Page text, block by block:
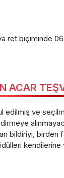
biçiminde 06
ACAR
ve
birden